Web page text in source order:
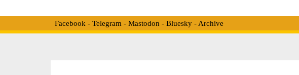
Facebook - Telegram - Mastodon - Bluesky- Archive